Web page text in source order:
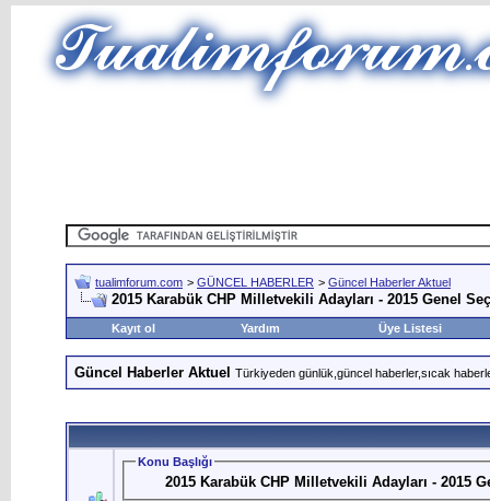
tualimforum.com > GÜNCEL HABERLER > Güncel Haberler Aktuel
2015 Karabük CHP Milletvekili Adayları - 2015 Genel
Kayıt ol Yardım Üye Listesi
Güncel Haberler Aktuel Türkiyeden günlük,güncel haberler,sıcak
Konu Başlığı
2015 Karabük CHP Milletvekili Adayları - 2015